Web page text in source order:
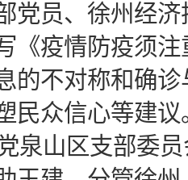
党员、徐州经
《疫情防疫须
的不对称和确
民众信心等建
泉山区支部委